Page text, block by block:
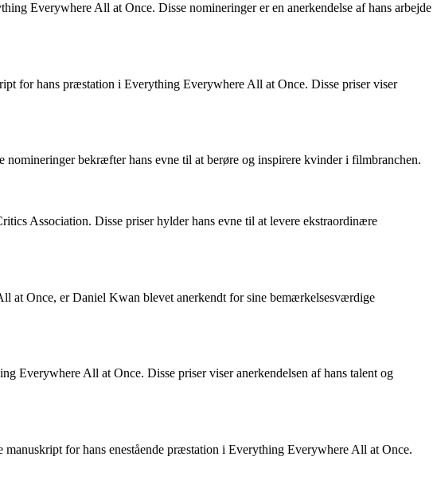
Everywhere All at Once. Disse nomineringer er en anerkendelse af hans arbejde
for hans præstation i Everything Everywhere All at Once. Disse priser viser
bekræfter hans evne til at berøre og inspirere kvinder i filmbranchen.
Association. Disse priser hylder hans evne til at levere ekstraordinære
at Once, er Daniel Kwan blevet anerkendt for sine bemærkelsesværdige
Everywhere All at Once. Disse priser viser anerkendelsen af hans talent og
for hans enestående præstation i Everything Everywhere All at Once.